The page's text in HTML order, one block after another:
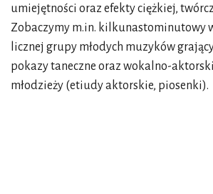
umiejętności oraz efekty ciężkiej,
Zobaczymy m.in. kilkunastominutowy
licznej grupy młodych muzyków
pokazy taneczne oraz wokalno-
młodzieży (etiudy aktorskie, piosenki).